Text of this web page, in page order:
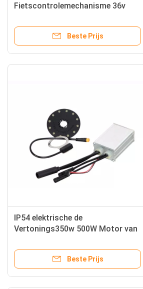
Fietscontrolemechanisme 36v
Elektrocontrolemechanisme van
de de FietssnelheidBeste Prijs
IP54 elektrische de
Vertonings350w 500W Motor van
de Fietsomzetting
Beste Prijs